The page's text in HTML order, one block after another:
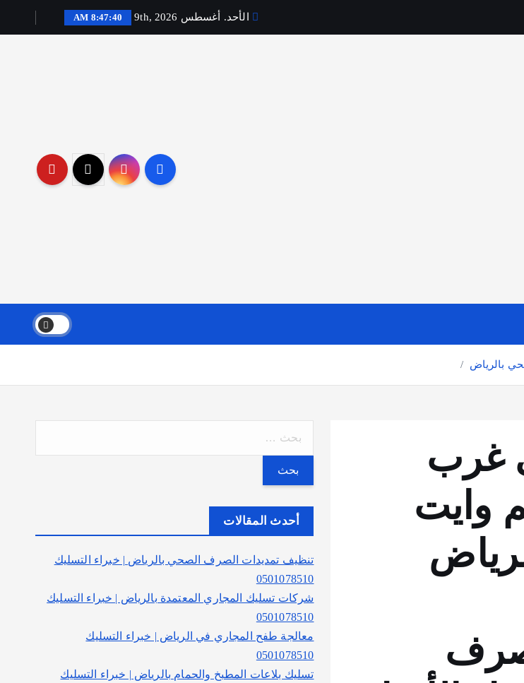
الأحد. أغسطس 9th, 2026 8:47:41 AM
غرب
رقم وايت
ح
ث
:
أحدث المقالات
تنظيف تمديدات الصرف الصحي بالرياض | خبراء التسليك
0501078510
شركات تسليك المجاري المعتمدة بالرياض | خبراء التسليك
0501078510
معالجة طفح المجاري في الرياض | خبراء التسليك
0501078510
تسليك بلاعات المطبخ والحمام بالرياض | خبراء التسليك